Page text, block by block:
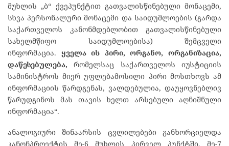
მუხლის „ბ“ ქვეპუნქტით გათვალისწინებული მონაცემი,
სხვა პერსონალური მონაცემი და საიდუმლოების (გარდა
საქართველოს კანონმდებლობით გათვალისწინებული
სახელმწიფო საიდუმლოებისა) შემცველი
ინფორმაცია. ყველა ის პირი, ორგანო, ორგანიზაცია,
დაწესებულება, რომელსაც საქართველოს იუსტიციის
სამინისტროს მიერ უფლებამოსილი პირი მოსთხოვს ამ
ინფორმაციის წარდგენას, ვალდებულია, დაუყოვნებლივ
წარუდგინოს მას თავის ხელთ არსებული აღნიშნული
ინფორმაცია“.
ანალოგიური შინაარსის ცვლილებები განხორციელდა
კანონპროექტის მე-6 მუხლის პირველ პუნქტში, მე-7